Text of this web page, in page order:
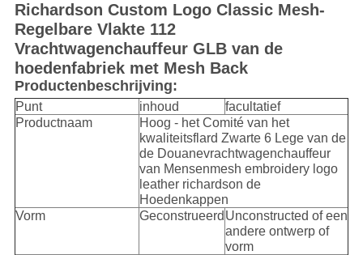
Richardson Custom Logo Classic Mesh-
Regelbare Vlakte 112
Vrachtwagenchauffeur GLB van de
hoedenfabriek met Mesh Back
Productenbeschrijving:
Punt inhoud
facultatief
Productnaam
Hoog - het Comité van het
kwaliteitsflard Zwarte 6 Lege van de
de Douanevrachtwagenchauffeur
van Mensenmesh embroidery logo
leather richardson de
Hoedenkappen
Vorm
Geconstrueerd Unconstructed of een
andere ontwerp of
vorm